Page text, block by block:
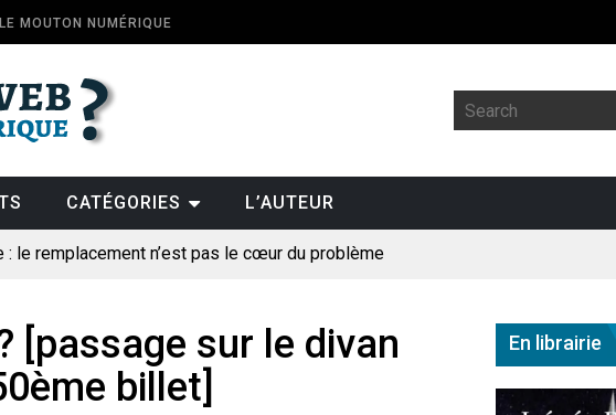
LE MOUTON NUMÉRIQUE
CATÉGORIES L’AUTEUR
le remplacement n’est pas le cœur du problème
pillage
[passage sur le divan
billet]
En librairie